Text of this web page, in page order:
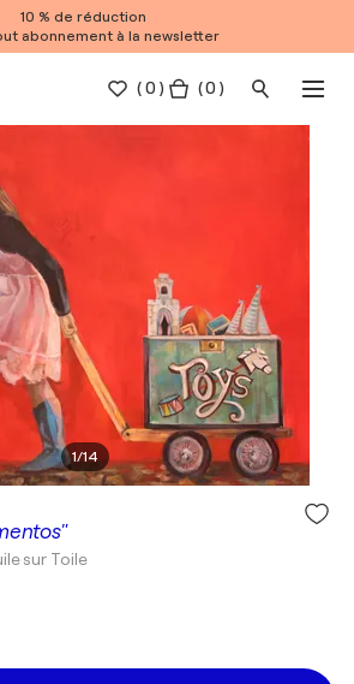
10 % de réduction
abonnement à la newsletter
(0 ) ( 0 )
1/14
sur Toile